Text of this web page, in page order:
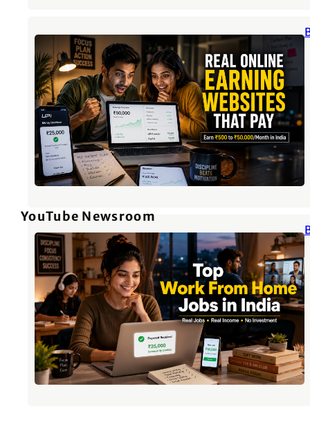
YouTube Newsroom